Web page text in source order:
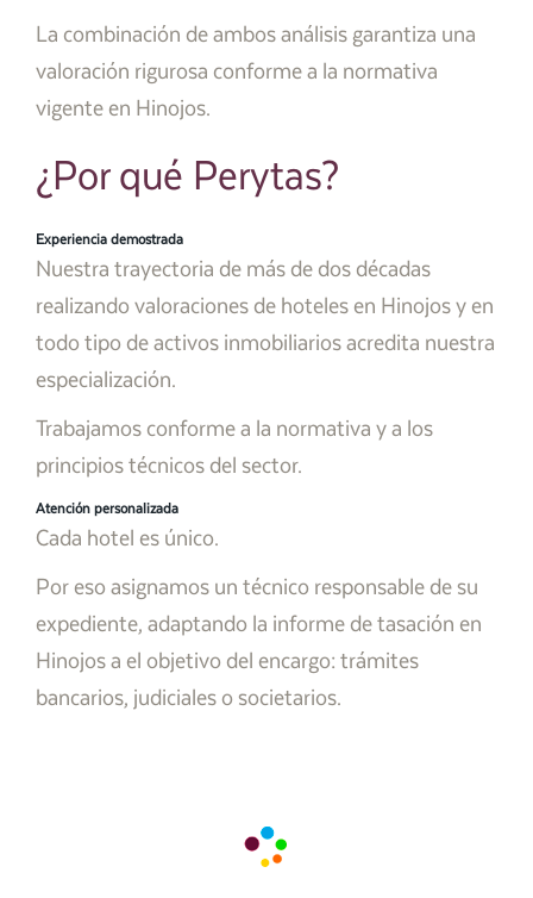
La combinación de ambos análisis garantiza una
valoración rigurosa conforme a la normativa
vigente en Hinojos.
¿Por qué Perytas?
Experiencia demostrada
Nuestra trayectoria de más de dos décadas
realizando valoraciones de hoteles en Hinojos y en
todo tipo de activos inmobiliarios acredita nuestra
especialización.
Trabajamos conforme a la normativa y a los
principios técnicos del sector.
Atención personalizada
Cada hotel es único.
Por eso asignamos un técnico responsable de su
expediente, adaptando la informe de tasación en
Hinojos a el objetivo del encargo: trámites
bancarios, judiciales o societarios.